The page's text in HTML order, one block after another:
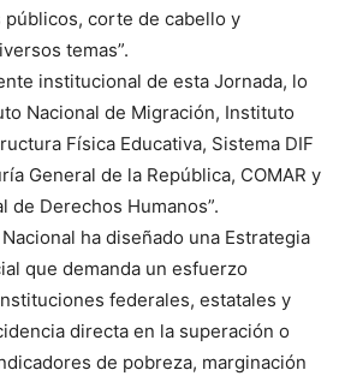
públicos, corte de cabello y
temas”.
institucional de esta Jornada, lo
Nacional de Migración, Instituto
Física Educativa, Sistema DIF
General de la República, COMAR y
de Derechos Humanos”.
ha diseñado una Estrategia
que demanda un esfuerzo
federales, estatales y
directa en la superación o
de pobreza, marginación